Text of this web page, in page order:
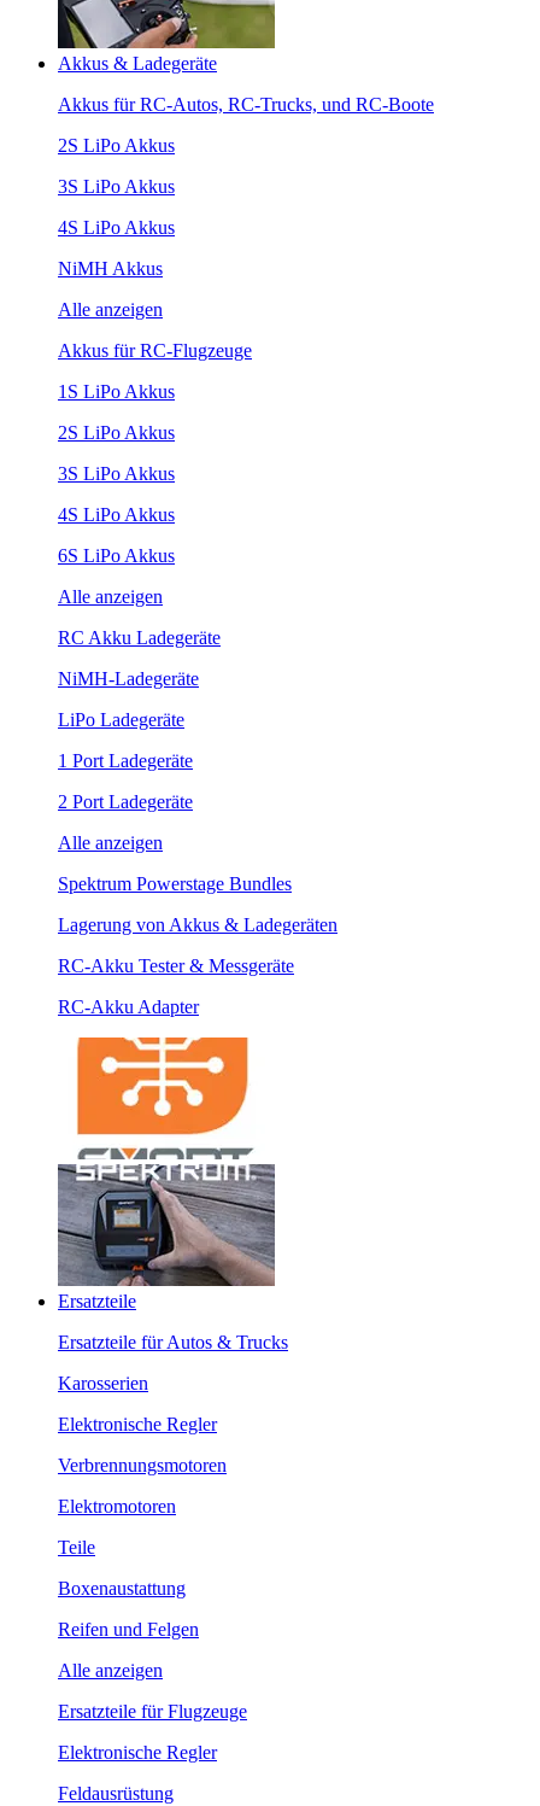
Akkus & Ladegeräte
Akkus für RC-Autos, RC-Trucks, und RC-Boote
2S LiPo Akkus
3S LiPo Akkus
4S LiPo Akkus
NiMH Akkus
Alle anzeigen
Akkus für RC-Flugzeuge
1S LiPo Akkus
2S LiPo Akkus
3S LiPo Akkus
4S LiPo Akkus
6S LiPo Akkus
Alle anzeigen
RC Akku Ladegeräte
NiMH-Ladegeräte
LiPo Ladegeräte
1 Port Ladegeräte
2 Port Ladegeräte
Alle anzeigen
Spektrum Powerstage Bundles
Lagerung von Akkus & Ladegeräten
RC-Akku Tester & Messgeräte
RC-Akku Adapter
Ersatzteile
Ersatzteile für Autos & Trucks
Karosserien
Elektronische Regler
Verbrennungsmotoren
Elektromotoren
Teile
Boxenaustattung
Reifen und Felgen
Alle anzeigen
Ersatzteile für Flugzeuge
Elektronische Regler
Feldausrüstung